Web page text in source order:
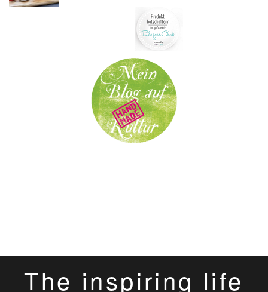
The inspiring life